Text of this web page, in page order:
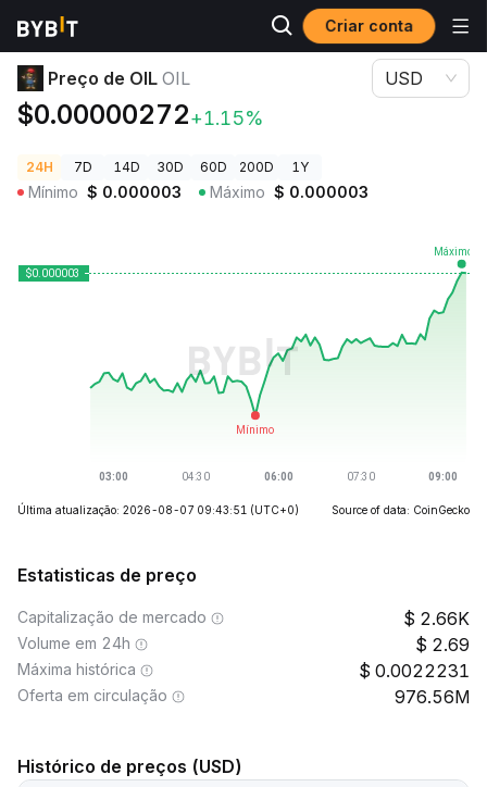
Criar conta
Preços de Criptomoedas Preço de OIL OIL
Preço de OIL OIL
$0.00000272+1.15%
USD
24H 7D 14D 30D 60D 200D 1Y
Mínimo $ 0.000003 Máximo $ 0.000003
Última atualização: 2026-08-07 09:43:51 (UTC+0) Source of data: CoinGecko
Estatisticas de preço
Capitalização de mercado 2.66K
Volume em 24h 2.69
Máxima histórica 0.0022231
Oferta em circulação 976.56M
Histórico de preços (USD)